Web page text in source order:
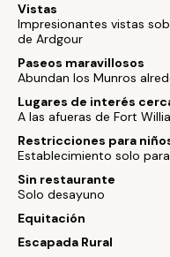
Vistas
Impresionantes vistas
de Ardgour
Paseos maravillosos
Abundan los Munros
Lugares de interés
A las afueras de Fort
Restricciones para
Establecimiento solo
Sin restaurante
Solo desayuno
Equitación
Escapada Rural